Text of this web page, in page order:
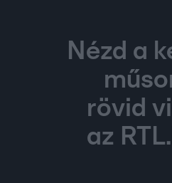
Nézd a
rövid
az